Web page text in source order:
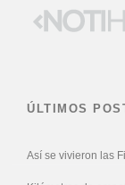
ÚLTIMOS
Así se vivieron las